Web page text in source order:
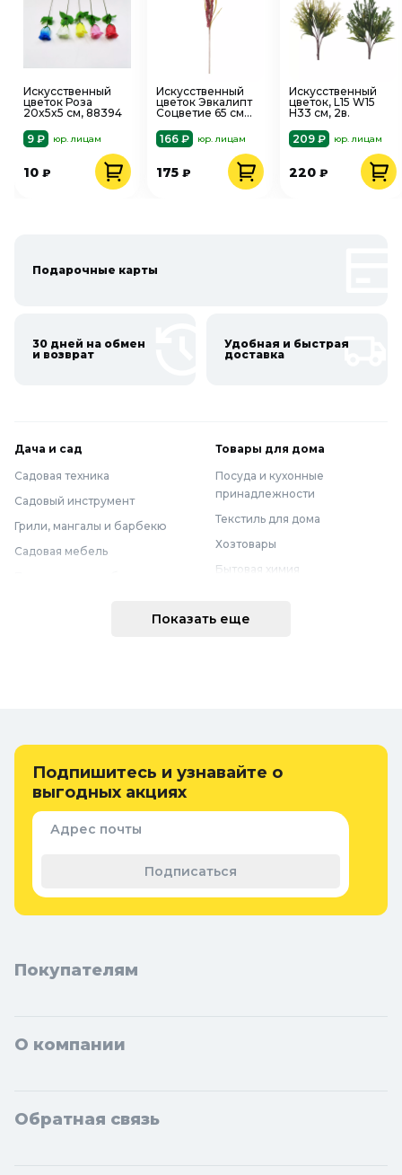
Искусственный
цветок Роза
20x5x5 см, 88394
9 ₽
юр. лицам
10 ₽
Искусственный
цветок Эвкалипт
Соцветие 65 см
166 ₽
юр. лицам
175 ₽
Искусственный
цветок, L15 W15
H33 см, 2в.
209 ₽
юр. лицам
220 ₽
Подарочные карты
30 дней на обмен
и возврат
Удобная и быстрая
доставка
Дача и сад
Садовая техника
Садовый инструмент
Грили, мангалы и барбекю
Садовая мебель
туалеты
Удобрения, химикаты и средства
защиты
Семена и растения
Теплицы, парники и укрывной
Товары для дома
Посуда и кухонные
принадлежности
Текстиль для дома
Хозтовары
Бытовая химия
Мебель
Самогоноварение
Интерьерные коврики
Показать еще
Подпишитесь и узнавайте о
выгодных акциях
Адрес почты
Подписаться
Покупателям
О компании
Обратная связь